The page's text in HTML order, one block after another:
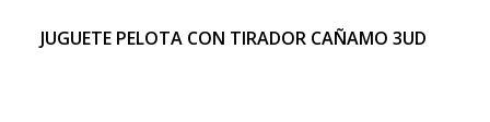
JUGUETE PELOTA CON TIRADOR CAÑAMO 3UD